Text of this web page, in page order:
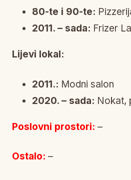
80-te i 90-te:
2011. – sada: Frizer
Lijevi lokal:
2011.: Modni salon
2020. – sada: Nokat,
Poslovni prostori: –
Ostalo: –